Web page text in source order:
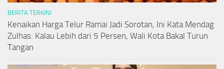
BERITA TERKINI
Kenaikan Harga Telur Ramai Jadi Sorotan, Ini Kata Mendag
Zulhas: Kalau Lebih dari 5 Persen, Wali Kota Bakal Turun
Tangan